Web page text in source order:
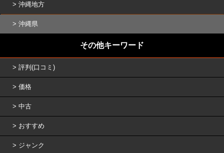
沖縄地方
沖縄県
その他キーワード
評判(口コミ)
価格
中古
おすすめ
ジャンク